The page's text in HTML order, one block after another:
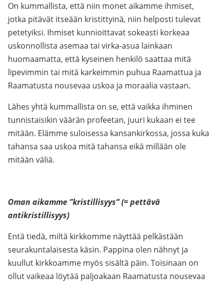
On kummallista, että niin monet aikamme ihmiset,
jotka pitävät itseään kristittyinä, niin helposti tulevat
petetyiksi. Ihmiset kunnioittavat sokeasti korkeaa
uskonnollista asemaa tai virka-asua lainkaan
huomaamatta, että kyseinen henkilö saattaa mitä
lipevimmin tai mitä karkeimmin puhua Raamattua ja
Raamatusta nousevaa uskoa ja moraalia vastaan.
Lähes yhtä kummallista on se, että vaikka ihminen
tunnistaisikin väärän profeetan, juuri kukaan ei tee
mitään. Elämme suloisessa kansankirkossa, jossa kuka
tahansa saa uskoa mitä tahansa eikä millään ole
mitään väliä.
Oman aikamme ”kristillisyys” (= pettävä
antikristillisyys)
Entä tiedä, miltä kirkkomme näyttää pelkästään
seurakuntalaisesta käsin. Pappina olen nähnyt ja
kuullut kirkkoamme myös sisältä päin. Toisinaan on
ollut vaikeaa löytää paljoakaan Raamatusta nousevaa